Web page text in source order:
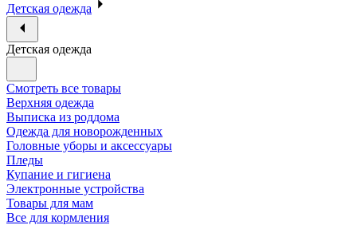
Детская одежда
Детская одежда
Смотреть все товары
Верхняя одежда
Выписка из роддома
Одежда для новорожденных
Головные уборы и аксессуары
Пледы
Купание и гигиена
Электронные устройства
Товары для мам
Все для кормления